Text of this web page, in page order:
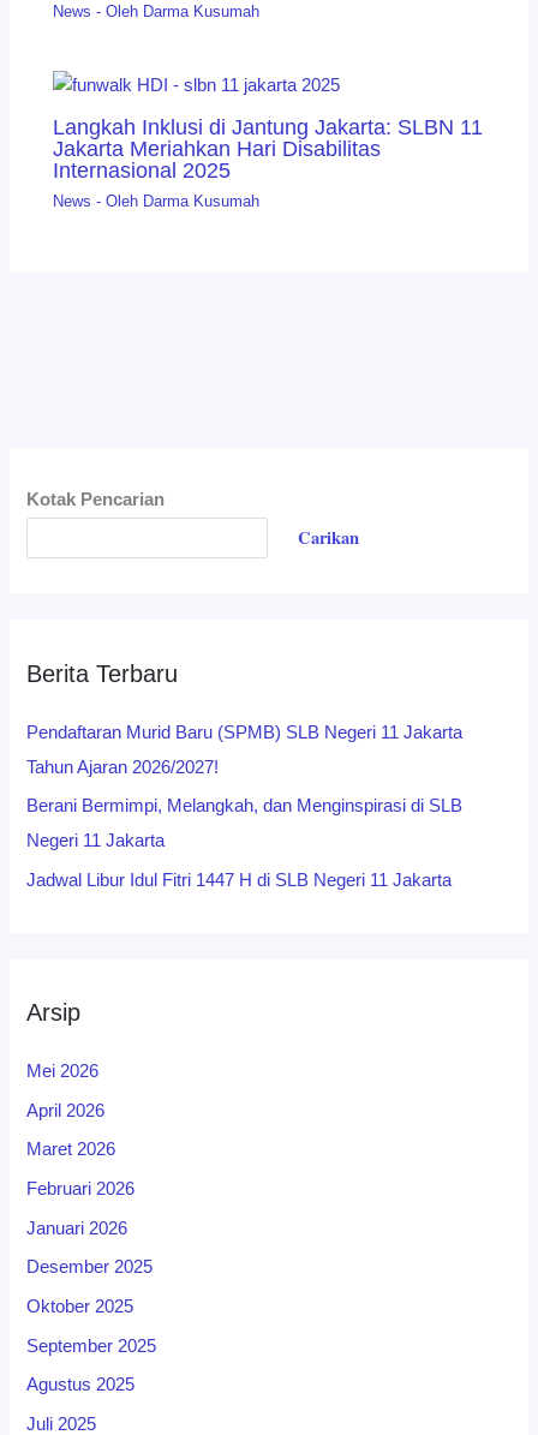
News - Oleh Darma Kusumah
Langkah Inklusi di Jantung Jakarta: SLBN 11
Jakarta Meriahkan Hari Disabilitas
Internasional 2025
News - Oleh Darma Kusumah
Kotak Pencarian
Carikan
Berita Terbaru
Pendaftaran Murid Baru (SPMB) SLB Negeri 11 Jakarta
Tahun Ajaran 2026/2027!
Berani Bermimpi, Melangkah, dan Menginspirasi di SLB
Negeri 11 Jakarta
Jadwal Libur Idul Fitri 1447 H di SLB Negeri 11 Jakarta
Arsip
Mei 2026
April 2026
Maret 2026
Februari 2026
Januari 2026
Desember 2025
Oktober 2025
September 2025
Agustus 2025
Juli 2025